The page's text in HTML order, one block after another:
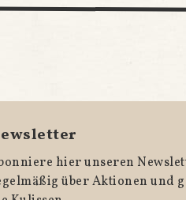
hier unseren
über Aktionen und